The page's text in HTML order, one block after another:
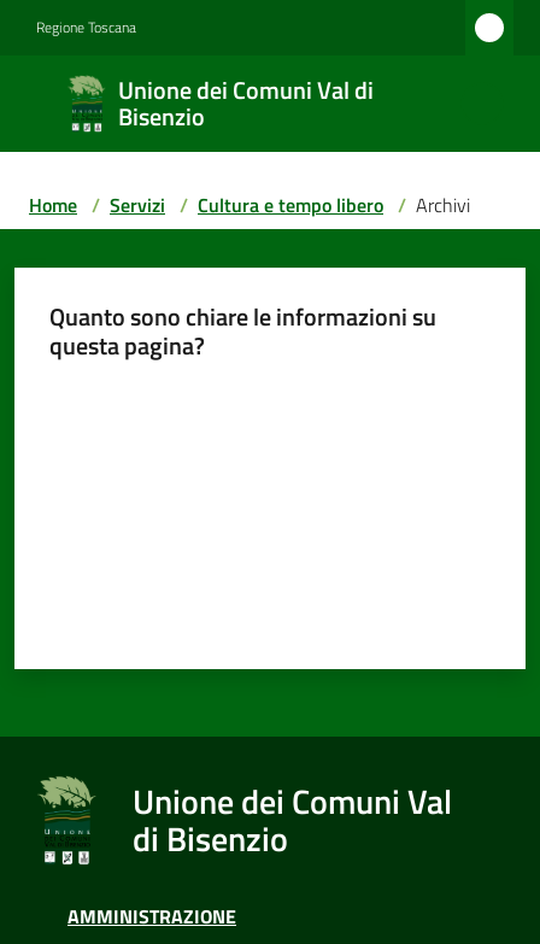
Regione Toscana
Unione dei Comuni Val di
Bisenzio
Unione
dei
Comuni
Val di
Bisenzio
Amministrazione
Seguici
su
Home / Servizi / Cultura e tempo libero / Archivi
Quanto sono chiare le informazioni su
questa pagina?
Unione dei Comuni Val
di Bisenzio
AMMINISTRAZIONE